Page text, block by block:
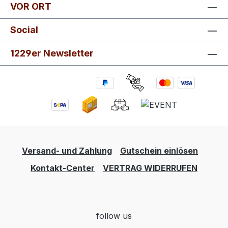
VOR ORT
Social
1229er Newsletter
Versand- und Zahlung
Gutschein einlösen
Kontakt-Center
VERTRAG WIDERRUFEN
follow us